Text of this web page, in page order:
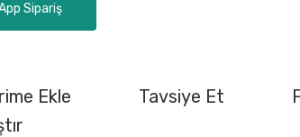
Sipariş
Tavsiye Et